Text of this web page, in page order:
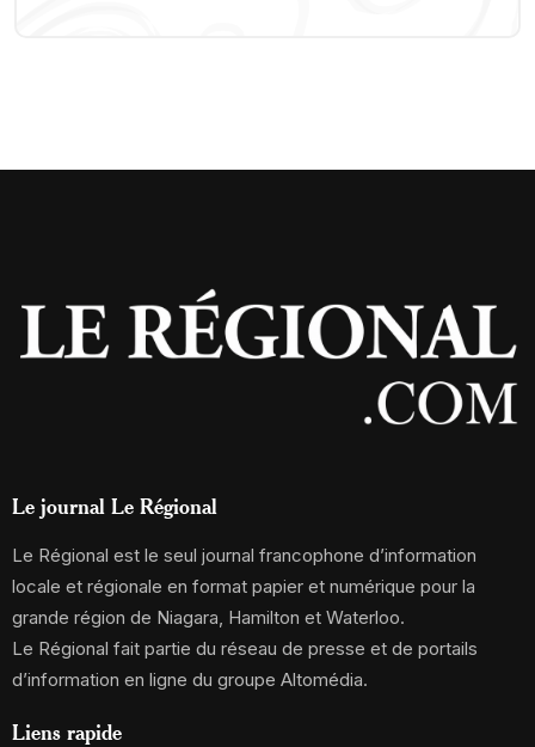
Le journal Le Régional
Le Régional est le seul journal francophone d’information
locale et régionale en format papier et numérique pour la
grande région de Niagara, Hamilton et Waterloo.
Le Régional fait partie du réseau de presse et de portails
d’information en ligne du groupe Altomédia.
Liens rapide